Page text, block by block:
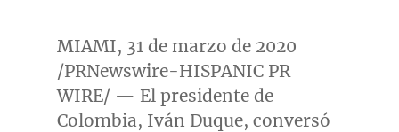
MIAMI, 31 de marzo de 2020
/PRNewswire-HISPANIC PR
WIRE/ — El presidente de
Colombia, Iván Duque, conversó